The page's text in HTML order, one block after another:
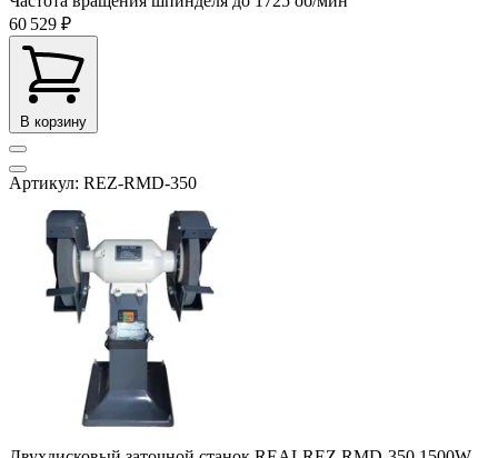
60 529 ₽
В корзину
Артикул: REZ-RMD-350